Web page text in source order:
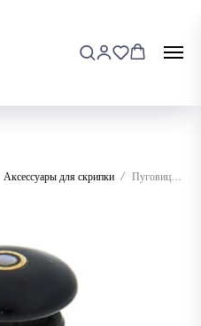
Аксессуары для скрипки